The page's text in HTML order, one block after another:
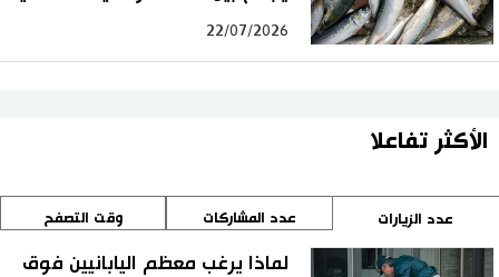
22/07/2026
الأكثر تفاعلا
عدد الزيارات عدد المشاركات وقت التصفح
لماذا يرغب معظم اليابانيين فوق